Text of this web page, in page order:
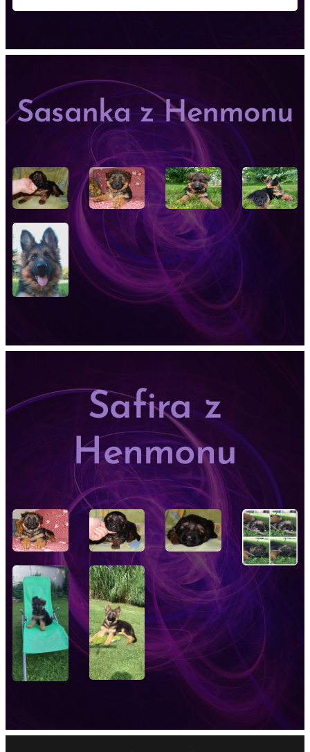
Sasanka z Henmonu
Safira z
Henmonu